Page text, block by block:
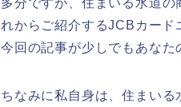
れからご紹介するJCBカード
今回の記事が少しでもあなた
ちなみに私自身は、住まい